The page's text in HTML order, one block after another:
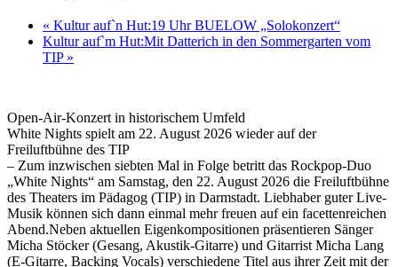
« Kultur auf`n Hut:19 Uhr BUELOW „Solokonzert“
Kultur auf`m Hut:Mit Datterich in den Sommergarten vom
TIP »
Open-Air-Konzert in historischem Umfeld
White Nights spielt am 22. August 2026 wieder auf der
Freiluftbühne des TIP
– Zum inzwischen siebten Mal in Folge betritt das Rockpop-Duo
„White Nights“ am Samstag, den 22. August 2026 die Freiluftbühne
des Theaters im Pädagog (TIP) in Darmstadt. Liebhaber guter Live-
Musik können sich dann einmal mehr freuen auf ein facettenreichen
Abend.Neben aktuellen Eigenkompositionen präsentieren Sänger
Micha Stöcker (Gesang, Akustik-Gitarre) und Gitarrist Micha Lang
(E-Gitarre, Backing Vocals) verschiedene Titel aus ihrer Zeit mit der